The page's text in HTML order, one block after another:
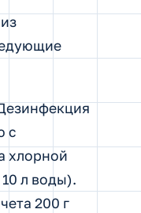
с
хлорной
л воды).
200 г